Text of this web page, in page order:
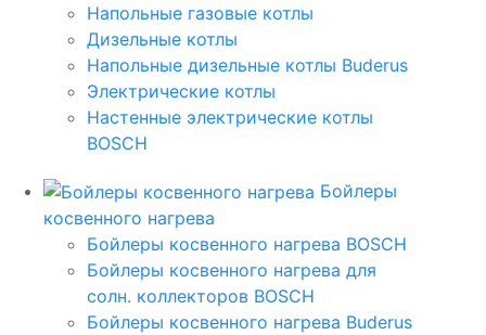
Напольные газовые котлы
Дизельные котлы
Напольные дизельные котлы Buderus
Электрические котлы
Настенные электрические котлы
BOSCH
Бойлеры
косвенного нагрева
Бойлеры косвенного нагрева BOSCH
Бойлеры косвенного нагрева для
солн. коллекторов BOSCH
Бойлеры косвенного нагрева Buderus